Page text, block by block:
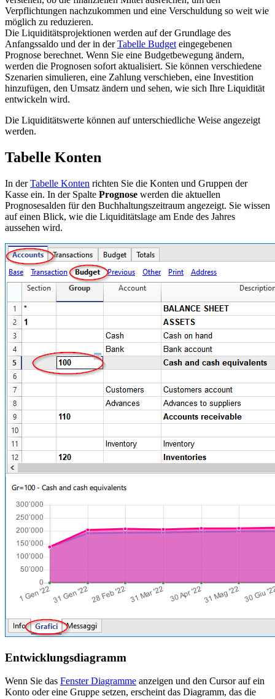
Verpflichtungen nachzukommen und eine Verschuldung so weit wie
möglich zu reduzieren.
Die Liquiditätsprojektionen werden auf der Grundlage des
Anfangssaldo und der in derTabelle Budget eingegebenen
Prognose berechnet. Wenn Sie eine Budgetbewegung ändern,
werden die Prognosen sofort aktualisiert. Sie können verschiedene
Szenarien simulieren, eine Zahlung verschieben, eine Investition
hinzufügen, den Umsatz ändern und sehen, wie sich Ihre Liquidität
entwickeln wird.
Die Liquiditätswerte können auf unterschiedliche Weise angezeigt
werden.
Tabelle Konten
In derTabelle Konten richten Sie die Konten und Gruppen der
Kasse ein. In der Spalte Prognose werden die aktuellen
Prognosesalden für den Buchhaltungszeitraum angezeigt. Sie wissen
auf einen Blick, wie die Liquiditätslage am Ende des Jahres
aussehen wird.
Entwicklungsdiagramm
Wenn Sie das Fenster Diagramme anzeigen und den Cursor auf ein
Konto oder eine Gruppe setzen, erscheint das Diagramm, das die